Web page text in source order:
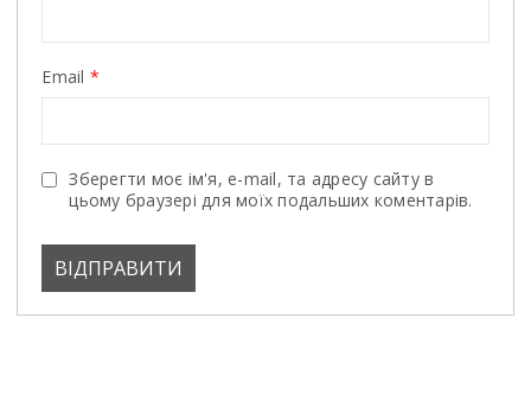
Email *
Зберегти моє ім'я, e-mail, та адресу сайту в
цьому браузері для моїх подальших коментарів.